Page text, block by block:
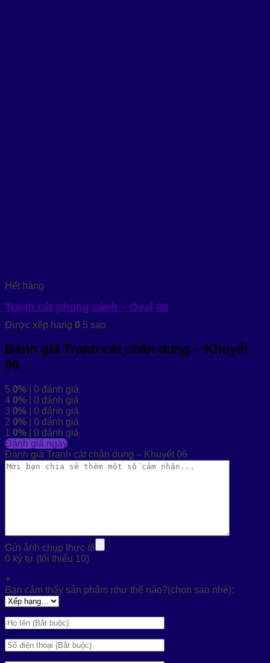
Hết hàng
Tranh cát phong cảnh – Oval 06
Được xếp hạng 0 5 sao
Đánh giá Tranh cát chân dung – Khuyết
06
5 0% | 0 đánh giá
4 0% | 0 đánh giá
3 0% | 0 đánh giá
2 0% | 0 đánh giá
1 0% | 0 đánh giá
Đánh giá ngay
Đánh giá Tranh cát chân dung – Khuyết 06
Gửi ảnh chụp thực tế
0 ký tự (tối thiểu 10)
+
Bạn cảm thấy sản phẩm như thế nào?(chọn sao nhé):